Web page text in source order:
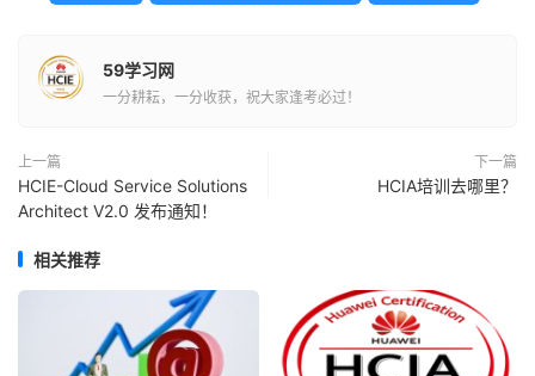
59学习网
一分耕耘，一分收获，祝大家逢考必过！
上一篇
HCIE-Cloud Service Solutions
Architect V2.0 发布通知！
下一篇
HCIA培训去哪里？
相关推荐